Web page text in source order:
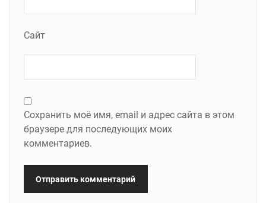
Сайт
Сохранить моё имя, email и адрес сайта в этом
браузере для последующих моих
комментариев.